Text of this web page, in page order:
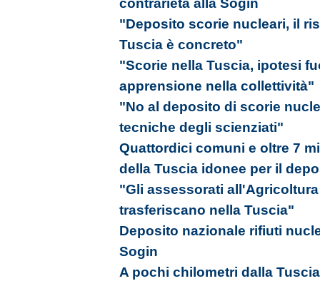
"Deposito scorie nucleari, il
Tuscia è concreto"
"Scorie nella Tuscia, ipotesi
apprensione nella collettività"
"No al deposito di scorie
tecniche degli scienziati"
Quattordici comuni e oltre 7
della Tuscia idonee per il
"Gli assessorati
trasferiscano nella Tuscia"
Deposito nazionale rifiuti
Sogin
A pochi chilometri dalla